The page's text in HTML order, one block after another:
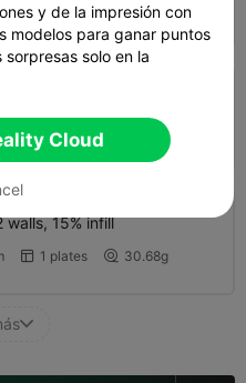
 1 plates  29.88g
 1 plates
walls, 15% infill
 1 plates  30.68g

y de la impresión con
modelos para ganar puntos
solo en la
Cloud